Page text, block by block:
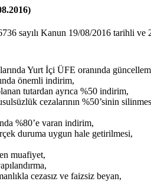
sayılı Kanun 19/08/2016 tarihli ve
Yurt İçi ÜFE oranında
önemli indirim,
tutardan ayrıca %50 indirim,
cezalarının %50’sinin
%80’e varan indirim,
duruma uygun hale getirilmesi,
muafiyet,
cezasız ve faizsiz beyan,